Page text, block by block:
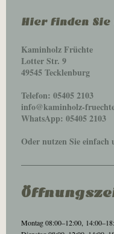
Hier finden Sie
Kaminholz Früchte
Lotter Str. 9
49545 Tecklenburg
Telefon: 05405 2103
info@kaminholz-
WhatsApp: 05405 2103
Oder nutzen Sie einfach
Montag 08:00–12:00,